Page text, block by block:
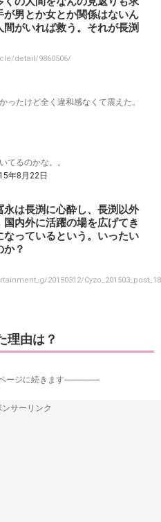
男とか女とか関係はないん
がいれば救う。それが長渕
detail/9860506/
ったけど全く違和感なくて震えた。
てるのかな。。
年8月22日
永は長渕に心酔し、長渕以外
内外に活躍の場を広げてき
っているという。いったい
か？
20150312/
理由は？
ージに続きます-----------------
サーリンク